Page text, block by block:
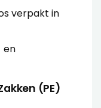
verpakt in
en
(PE)